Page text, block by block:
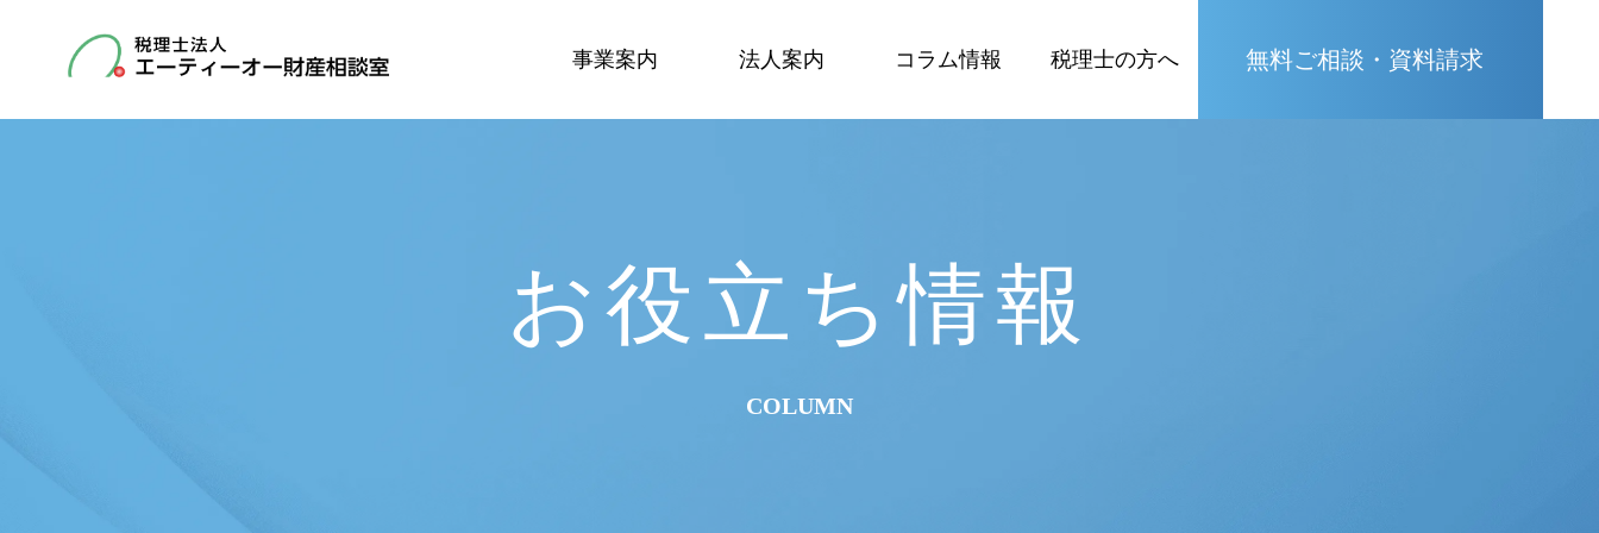
事業案内 法人案内 コラム情報 税理士の方へ 無料ご相談・資料請求
お役立ち情報
COLUMN